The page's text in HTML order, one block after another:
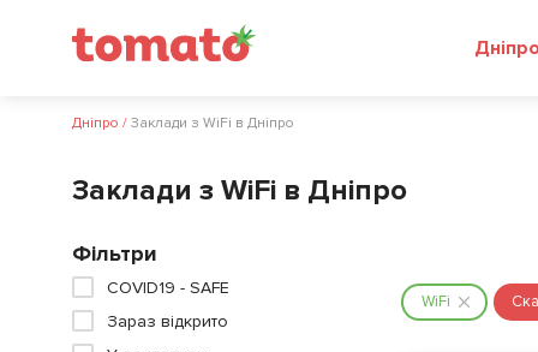
Дніпро
Дніпро / Заклади з WiFi в Дніпро
Заклади з WiFi в Дніпро
Фільтри
COVID19 - SAFE
Зараз відкрито
WiFi